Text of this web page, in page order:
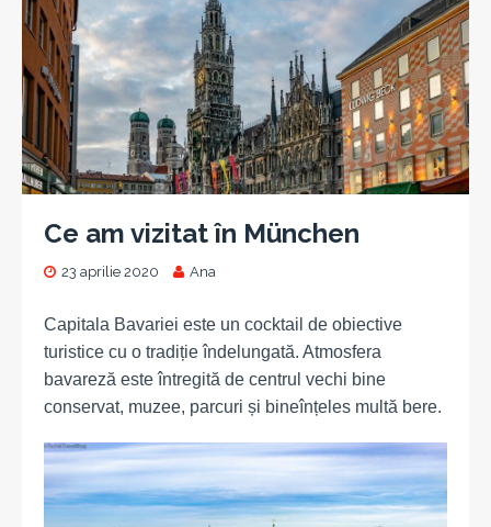
Ce am vizitat în München
23 aprilie 2020 Ana
Capitala Bavariei este un cocktail de obiective
turistice cu o tradiție îndelungată. Atmosfera
bavareză este întregită de centrul vechi bine
conservat, muzee, parcuri și bineînțeles multă bere.